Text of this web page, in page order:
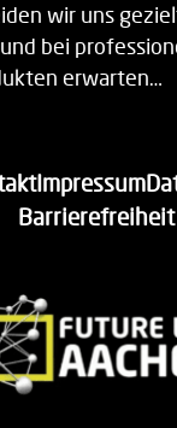
wir uns
bei
erwarten…
Impressum
Barrierefreiheit